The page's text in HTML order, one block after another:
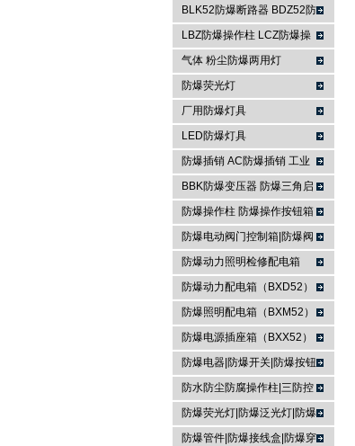
FXK-S防水防尘防腐控制箱
BLK52防爆断路器 BDZ52防
爆断路器
LBZ防爆操作柱 LCZ防爆操
作柱
气体 粉尘防爆两用灯
防爆荧光灯
厂用防爆灯具
LED防爆灯具
防爆插销 AC防爆插销 工业
插座 防爆防腐插销装置
BBK防爆变压器 防爆三角启
动器 防爆控制箱
防爆操作柱 防爆操作按钮箱
防爆主令控制器
防爆电动阀门控制箱|防爆阀
门箱
防爆动力照明检修配电箱
防爆动力配电箱（BXD52）
防爆照明配电箱（BXM52）
防爆电源插座箱（BXX52）
防爆电器|防爆开关|防爆按钮
防水防尘防腐操作柱|三防控
制箱|
防爆荧光灯|防爆泛光灯|防爆
投光灯▏防爆应急灯
防爆管件|防爆接线盒|防爆穿